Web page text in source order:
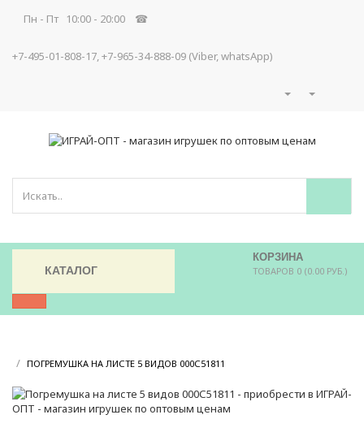
Пн - Пт 10:00 - 20:00 ☎
+7-495-01-808-17, +7-965-34-888-09 (Viber, whatsApp)
КОРЗИНА
ТОВАРОВ 0 (0.00 РУБ.)
КАТАЛОГ
/ ПОГРЕМУШКА НА ЛИСТЕ 5 ВИДОВ 000С51811